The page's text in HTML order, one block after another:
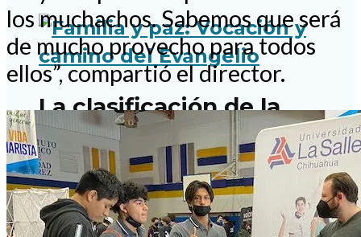
La clasificación de la
Selección Mexicana y la
causa de las madres
buscadoras
los muchachos. Sabemos que será
de mucho provecho para todos
ellos”, compartió el director.